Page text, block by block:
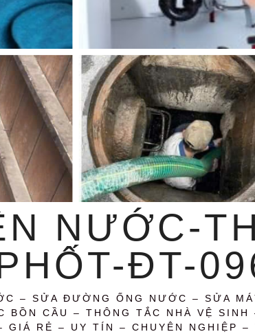
NƯỚC-
ĐT-
– SỬA ĐƯỜNG ỐNG NƯỚC – SỬA
BỒN CẦU – THÔNG TẮC NHÀ VỆ
RẺ – UY TÍN – CHUYÊN NGHIỆP